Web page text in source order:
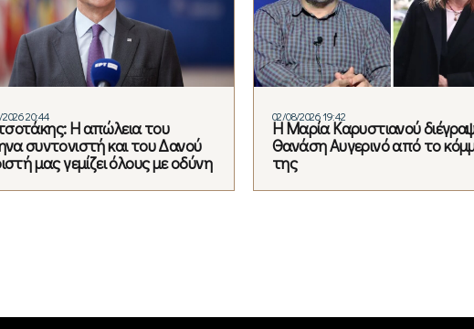
20:44
Η απώλεια του
συντονιστή και του Δανού
μας γεμίζει όλους με οδύνη
02/08/2026 19:42
Η Μαρία Καρυστιανού
Θανάση Αυγερινό από το
της